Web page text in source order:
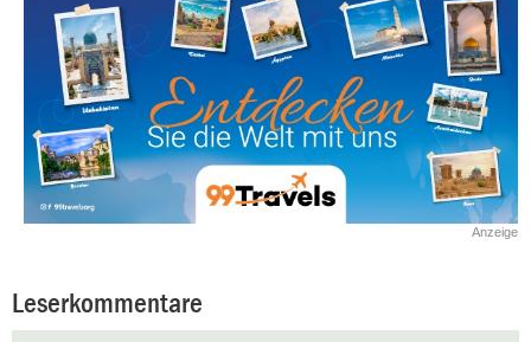
Anzeige
Leserkommentare